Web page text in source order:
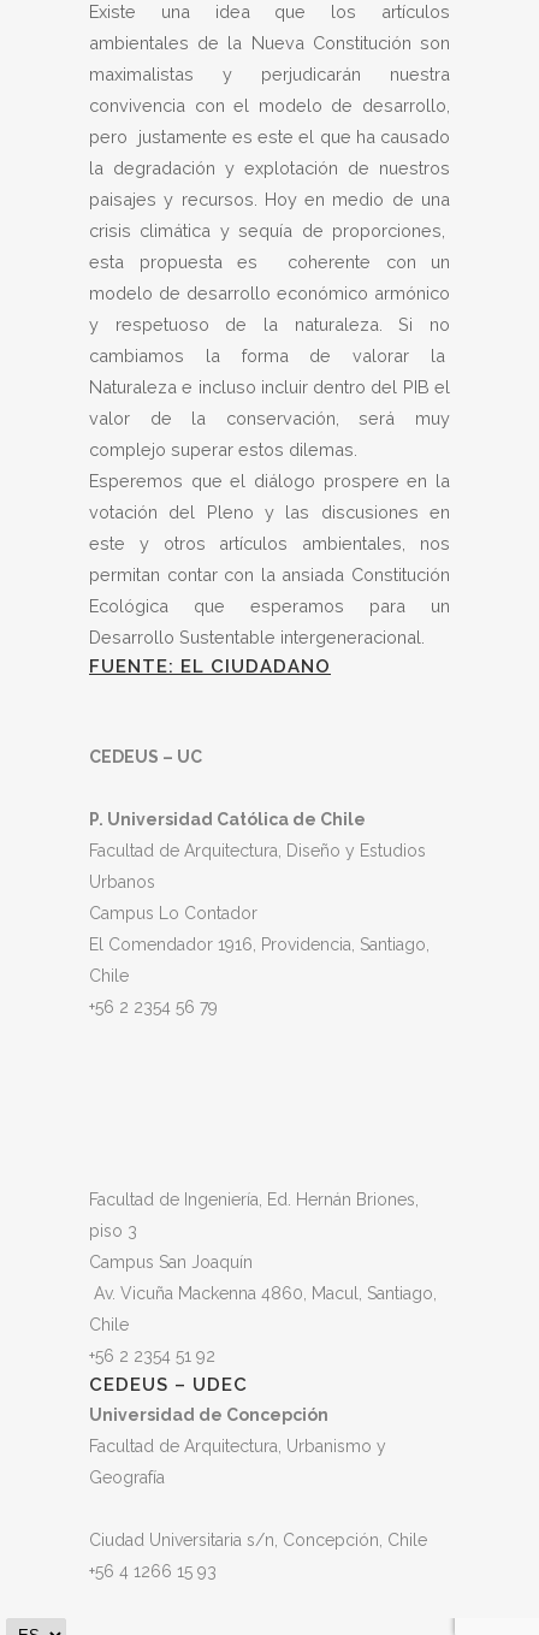
Existe una idea que los artículos
ambientales de la Nueva Constitución son
maximalistas y perjudicarán nuestra
convivencia con el modelo de desarrollo,
pero justamente es este el que ha causado
la degradación y explotación de nuestros
paisajes y recursos. Hoy en medio de una
crisis climática y sequía de proporciones,
esta propuesta es coherente con un
modelo de desarrollo económico armónico
y respetuoso de la naturaleza. Si no
cambiamos la forma de valorar la
Naturaleza e incluso incluir dentro del PIB el
valor de la conservación, será muy
complejo superar estos dilemas.
Esperemos que el diálogo prospere en la
votación del Pleno y las discusiones en
este y otros artículos ambientales, nos
permitan contar con la ansiada Constitución
Ecológica que esperamos para un
Desarrollo Sustentable intergeneracional.
FUENTE: EL CIUDADANO
CEDEUS – UC
P. Universidad Católica de Chile
Facultad de Arquitectura, Diseño y Estudios
Urbanos
Campus Lo Contador
El Comendador 1916, Providencia, Santiago,
Chile
+56 2 2354 56 79
Facultad de Ingeniería, Ed. Hernán Briones,
piso 3
Campus San Joaquín
Av. Vicuña Mackenna 4860, Macul
, Santiago,
Chile
+56 2 2354 51 92
CEDEUS – UDEC
Universidad de Concepción
Facultad de Arquitectura, Urbanismo y
Geografía
Ciudad Universitaria s/n, Concepción, Chile
+56 4 1266 15 93